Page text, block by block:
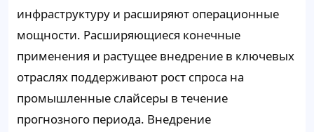
инфраструктуру и расширяют операционные
мощности. Расширяющиеся конечные
применения и растущее внедрение в ключевых
отраслях поддерживают рост спроса на
промышленные слайсеры в течение
прогнозного периода. Внедрение